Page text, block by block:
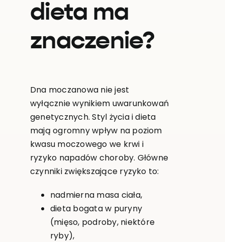
dieta ma
znaczenie?
Dna moczanowa nie jest
wyłącznie wynikiem uwarunkowań
genetycznych. Styl życia i dieta
mają ogromny wpływ na poziom
kwasu moczowego we krwi i
ryzyko napadów choroby. Główne
czynniki zwiększające ryzyko to:
nadmierna masa ciała,
dieta bogata w puryny
(mięso, podroby, niektóre
ryby),